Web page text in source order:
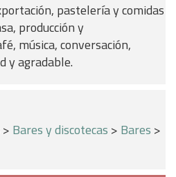
pastelería y comidas
producción y
música, conversación,
y agradable.
> Bares y discotecas > Bares >